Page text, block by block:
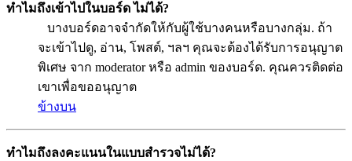
ทำไมถึงเข้าไปในบอร์ด ไม่ได้?
บางบอร์ดอาจจำกัดให้กับผู้ใช้บางคนหรือบางกลุ่ม. ถ้า
จะเข้าไปดู, อ่าน, โพสต์, ฯลฯ คุณจะต้องได้รับการอนุญาต
พิเศษ จาก moderator หรือ admin ของบอร์ด. คุณควรติดต่อ
เขาเพื่อขออนุญาต
ข้างบน
ทำไมถึงลงคะแนนในแบบสำรวจไม่ได้?